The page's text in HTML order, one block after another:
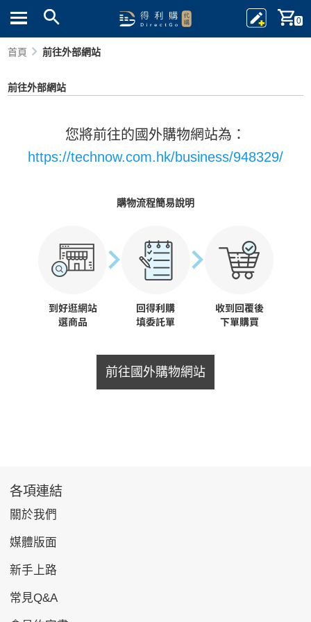
0
首頁 前往外部網站
前往外部網站
您將前往的國外購物網站為：
https://technow.com.hk/business/948329/
購物流程簡易說明
前往國外購物網站
各項連結
關於我們
媒體版面
新手上路
常見Q&A